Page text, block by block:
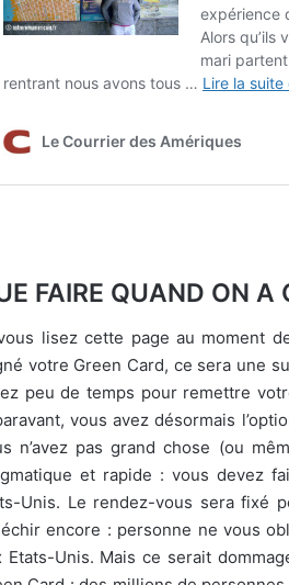
FAIRE QUAND ON A
lisez cette page au moment
votre Green Card, ce sera une
peu de temps pour remettre
vous avez désormais
n’avez pas grand chose (ou
et rapide : vous devez
Unis. Le rendez-vous sera fixé
encore : personne ne vous
Etats-Unis. Mais ce serait